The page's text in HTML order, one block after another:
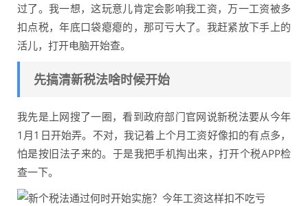
过了。我一想，这玩意儿肯定会影响我工资，万一工资被多
扣点税，年底口袋瘪瘪的，那可亏大了。我赶紧放下手上的
活儿，打开电脑开始查。
先搞清新税法啥时候开始
我先是上网搜了一圈，看到政府部门官网说新税法要从今年
1月1日开始弄。不对，我记着上个月工资好像扣的有点多，
怕是按旧法子来的。于是我把手机掏出来，打开个税APP检
查一下。